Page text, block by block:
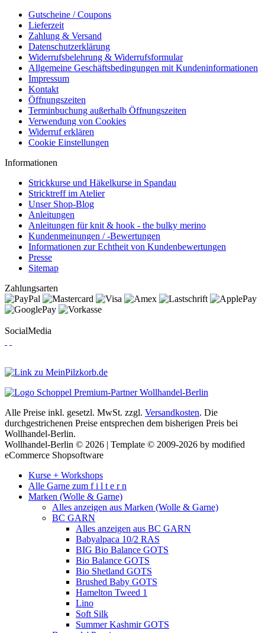
Gutscheine / Coupons
Lieferzeit
Zahlung & Versand
Datenschutzerklärung
Widerrufsbelehrung & Widerrufsformular
Allgemeine Geschäftsbedingungen mit Kundeninformationen
Impressum
Kontakt
Öffnungszeiten
Terminbuchung außerhalb Öffnungszeiten
Verwendung von Cookies
Widerruf erklären
Cookie Einstellungen
Informationen
Strickkurse und Häkelkurse in Spandau
Stricktreff im Atelier
Unser Shop-Blog
Anleitungen
Anleitungen für knit & hook - the bulky merino
Kundenmeinungen / -Bewertungen
Informationen zur Echtheit von Kundenbewertungen
Presse
Sitemap
Zahlungsarten
SocialMedia
Alle Preise inkl. gesetzl. MwSt. zzgl. Versandkosten. Die
durchgestrichenen Preise entsprechen dem bisherigen Preis bei
Wollhandel-Berlin.
Wollhandel-Berlin © 2026 | Template © 2009-2026 by modified
eCommerce Shopsoftware
Kurse + Workshops
Alle Garne zum f i l t e r n
Marken (Wolle & Garne)
Alles anzeigen aus Marken (Wolle & Garne)
BC GARN
Alles anzeigen aus BC GARN
Babyalpaca 10/2 RAS
BIG Bio Balance GOTS
Bio Balance GOTS
Bio Shetland GOTS
Brushed Baby GOTS
Hamelton Tweed 1
Lino
Soft Silk
Summer Kashmir GOTS